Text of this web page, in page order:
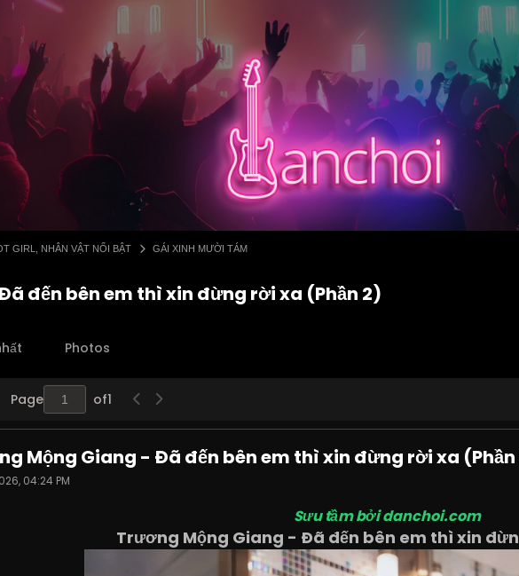
GIRL, NHÂN VẬT NỔI BẬT GÁI XINH MƯỜI TÁM
đến bên em thì xin đừng rời xa (Phần 2)
Photos
Page of1
Mộng Giang - Đã đến bên em thì xin đừng rời xa (Phần
04:24 PM
Sưu tầm bởi danchoi.com
Trương Mộng Giang - Đã đến bên em thì xin